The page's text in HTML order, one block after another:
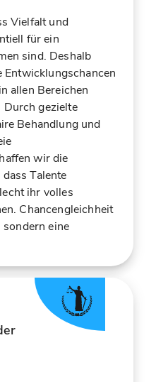
Vielfalt und
für ein
sind. Deshalb
allen Bereichen
Durch gezielte
Behandlung und
wir die
Talente
ihr volles
Chancengleichheit
eine